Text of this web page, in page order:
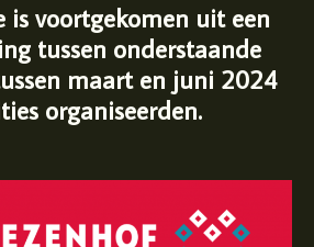
is voortgekomen uit een
tussen onderstaande
maart en juni 2024
organiseerden.